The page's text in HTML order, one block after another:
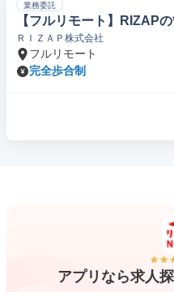
業務委託
【フルリモート】RIZAP
ＲＩＺＡＰ株式会社
フルリモート
完全歩合制
アプリなら求人